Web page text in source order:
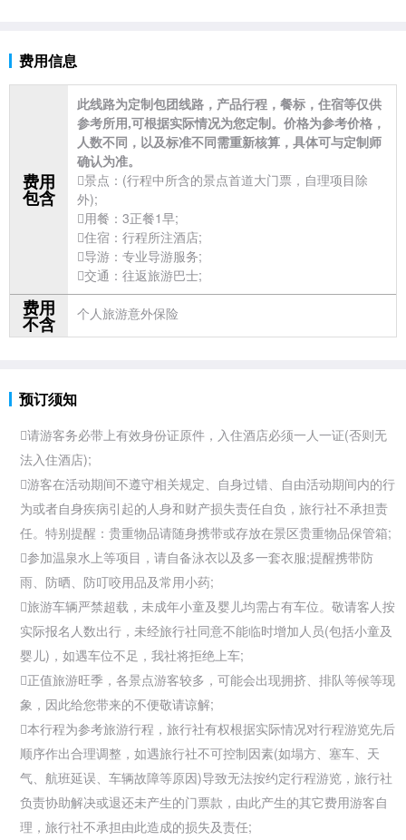
费用信息
费用
包含
此线路为定制包团线路，产品行程，餐标，住宿等仅供
参考所用,可根据实际情况为您定制。价格为参考价格，
人数不同，以及标准不同需重新核算，具体可与定制师
确认为准。
景点：(行程中所含的景点首道大门票，自理项目除
外);
用餐：3正餐1早;
住宿：行程所注酒店;
导游：专业导游服务;
交通：往返旅游巴士;
费用
不含 个人旅游意外保险
预订须知
请游客务必带上有效身份证原件，入住酒店必须一人一证(否则无
法入住酒店);
游客在活动期间不遵守相关规定、自身过错、自由活动期间内的行
为或者自身疾病引起的人身和财产损失责任自负， 旅行社不承担责
任。特别提醒：贵重物品请随身携带或存放在景区贵重物品保管箱;
参加温泉水上等项目，请自备泳衣以及多一套衣服;提醒携带防
雨、防晒、防叮咬用品及常用小药;
旅游车辆严禁超载，未成年小童及婴儿均需占有车位。敬请客人按
实际报名人数出行，未经旅行社同意不能临时增加人员(包括小童及
婴儿)，如遇车位不足，我社将拒绝上车;
正值旅游旺季，各景点游客较多，可能会出现拥挤、排队等候等现
象，因此给您带来的不便敬请谅解;
本行程为参考旅游行程，旅行社有权根据实际情况对行程游览先后
顺序作出合理调整，如遇旅行社不可控制因素(如塌方、塞车、天
气、航班延误、车辆故障等原因)导致无法按约定行程游览，旅行社
负责协助解决或退还未产生的门票款，由此产生的其它费用游客自
理，旅行社不承担由此造成的损失及责任;